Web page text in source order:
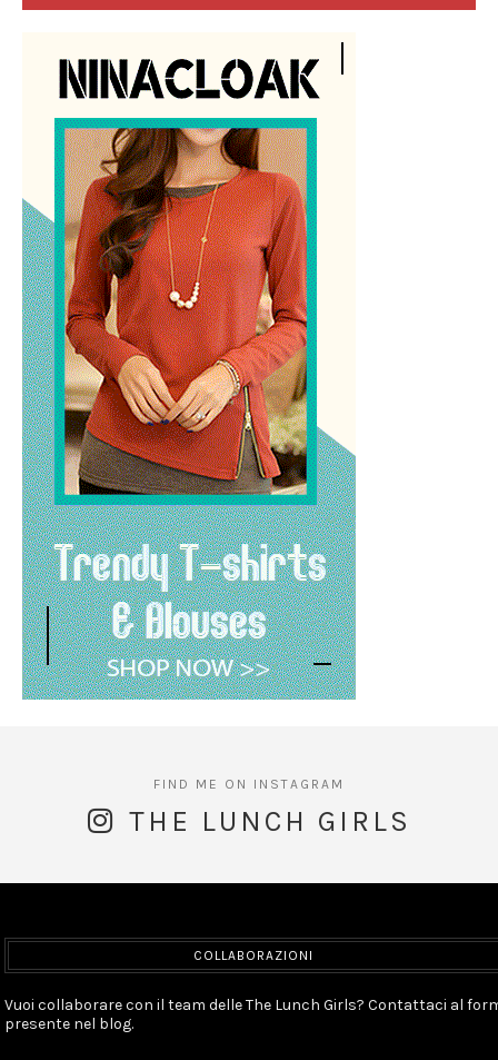
THE LUNCH GIRLS
COLLABORAZIONI
Vuoi collaborare con il team delle The Lunch Girls? Contattaci al
presente nel blog.